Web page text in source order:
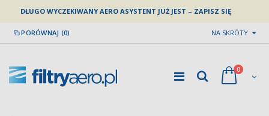
DŁUGO WYCZEKIWANY AERO ASYSTENT JUŻ JEST – ZAPISZ SIĘ
PORÓWNAJ (0) NA SKRÓTY
0